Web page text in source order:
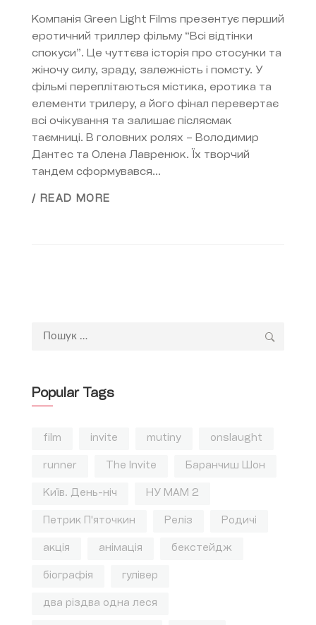
Компанія Green Light Films презентує перший
еротичний триллер фільму “Всі відтінки
спокуси”. Це чуттєва історія про стосунки та
жіночу силу, зраду, залежність і помсту. У
фільмі переплітаються містика, еротика та
елементи трилеру, а його фінал перевертає
всі очікування та залишає післясмак
таємниці. В головних ролях – Володимир
Дантес та Олена Лавренюк. Їх творчий
тандем сформувався...
/ READ MORE
Пошук:
Popular Tags
film invite mutiny onslaught
runner The Invite Баранчиш Шон
Київ. День-ніч НУ МАМ 2
Петрик П'яточкин Реліз Родичі
акція анімація бекстейдж
біографія гулівер
два різдва одна леся